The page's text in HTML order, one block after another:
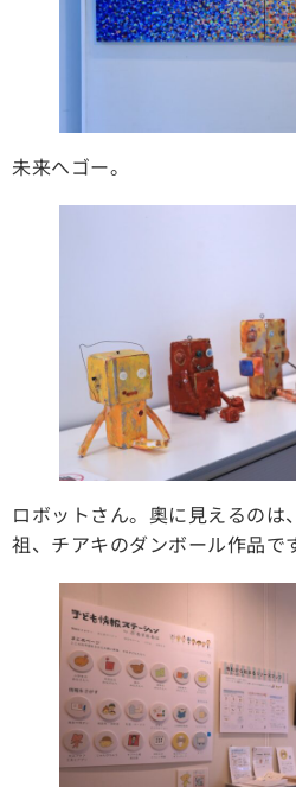
未来へゴー。
ロボットさん。奧に見えるのは
祖、チアキのダンボール作品で